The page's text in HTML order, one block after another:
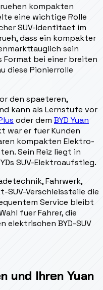
kompakten
eine wichtige Rolle
SUV-Identitaet im
dass ein kompakter
sein
Format bei einer breiten
diese Pionierrolle
den spaeteren,
kann als Lernstufe vor
oder dem BYD Yuan
war er fuer Kunden
kompakten Elektro-
Sein Reiz liegt in
SUV-Elektroaufstieg.
Fahrwerk,
SUV-Verschleissteile die
Service bleibt
fuer Fahrer, die
elektrischen BYD-SUV
und Ihren Yuan